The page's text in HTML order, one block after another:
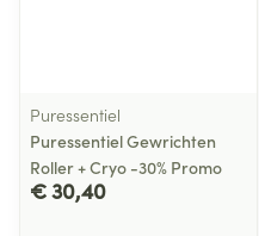
Puressentiel
Puressentiel Gewrichten
Roller + Cryo -30% Promo
€ 30,40